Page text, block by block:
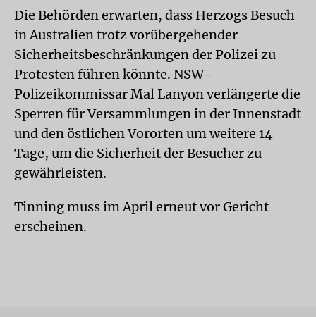
Die Behörden erwarten, dass Herzogs Besuch
in Australien trotz vorübergehender
Sicherheitsbeschränkungen der Polizei zu
Protesten führen könnte. NSW-
Polizeikommissar Mal Lanyon verlängerte die
Sperren für Versammlungen in der Innenstadt
und den östlichen Vororten um weitere 14
Tage, um die Sicherheit der Besucher zu
gewährleisten.
Tinning muss im April erneut vor Gericht
erscheinen.